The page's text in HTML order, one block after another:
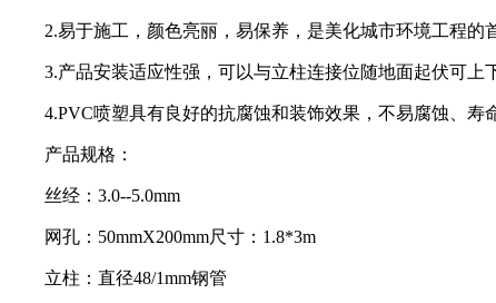
2.易于施工，颜色亮丽，易保养，是美化城市环境工程的
3.产品安装适应性强，可以与立柱连接位随地面起伏可上
4.PVC喷塑具有良好的抗腐蚀和装饰效果，不易腐蚀、寿
产品规格：
丝经：3.0--5.0mm
网孔：50mmX200mm尺寸：1.8*3m
立柱：直径48/1mm钢管